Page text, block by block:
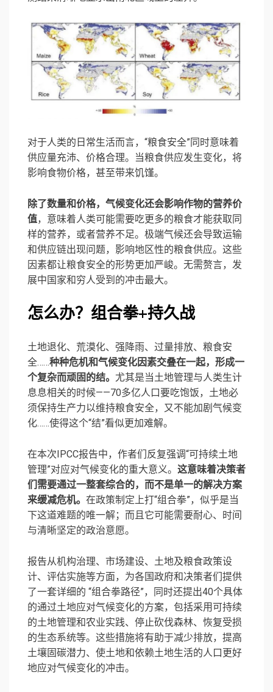
对于人类的日常生活而言，“粮食安全”同时意味着
供应量充沛、价格合理。当粮食供应发生变化，将
影响食物价格，甚至带来饥馑。
除了数量和价格，气候变化还会影响作物的营养价
值，意味着人类可能需要吃更多的粮食才能获取同
样的营养，或者营养不足。极端气候还会导致运输
和供应链出现问题，影响地区性的粮食供应。这些
因素都让粮食安全的形势更加严峻。无需赘言，发
展中国家和穷人受到的冲击最大。
怎么办？组合拳+持久战
土地退化、荒漠化、强降雨、过量排放、粮食安
全……种种危机和气候变化因素交叠在一起，形成一
个复杂而顽固的结。 尤其是当土地管理与人类生计
息息相关的时候——70多亿人口要吃饱饭，土地必
须保持生产力以维持粮食安全，又不能加剧气候变
化……使得这个“结”看似更加难解。
在本次IPCC报告中，作者们反复强调“可持续土地
管理”对应对气候变化的重大意义。 这意味着决策者
们需要通过一整套综合的，而不是单一的解决方案
来缓减危机。 在政策制定上打“组合拳”，似乎是当
下这道难题的唯一解；而且它可能需要耐心、时间
与清晰坚定的政治意愿。
报告从机构治理、市场建设、土地及粮食政策设
计、评估实施等方面，为各国政府和决策者们提供
了一套详细的 “组合拳路径”，同时还提出40个具体
的通过土地应对气候变化的方案，包括采用可持续
的土地管理和农业实践、停止砍伐森林、恢复受损
的生态系统等。这些措施将有助于减少排放，提高
土壤固碳潜力、使土地和依赖土地生活的人口更好
地应对气候变化的冲击。